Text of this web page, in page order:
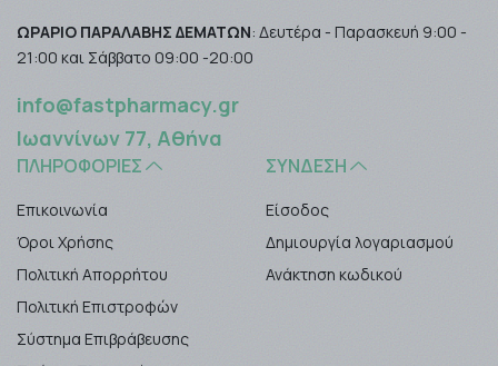
ΩΡΑΡΙΟ ΠΑΡΑΛΑΒΗΣ ΔΕΜΑΤΩΝ: Δευτέρα - Παρασκευή 9:00 -
21:00 και Σάββατο 09:00 -20:00
info@fastpharmacy.gr
Ιωαννίνων 77, Αθήνα
ΠΛΗΡΟΦΟΡΊΕΣ
Επικοινωνία
Όροι Χρήσης
Πολιτική Απορρήτου
Πολιτική Επιστροφών
Σύστημα Επιβράβευσης
ΣΎΝΔΕΣΗ
Είσοδος
Δημιουργία λογαριασμού
Ανάκτηση κωδικού